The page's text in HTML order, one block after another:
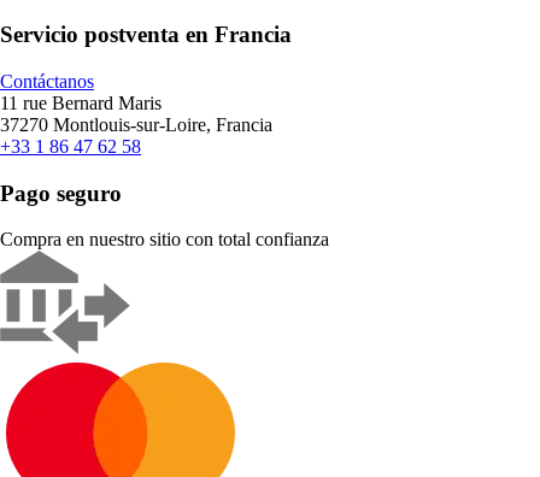
Servicio postventa en Francia
Contáctanos
11 rue Bernard Maris
37270 Montlouis-sur-Loire, Francia
+33 1 86 47 62 58
Pago seguro
Compra en nuestro sitio con total confianza